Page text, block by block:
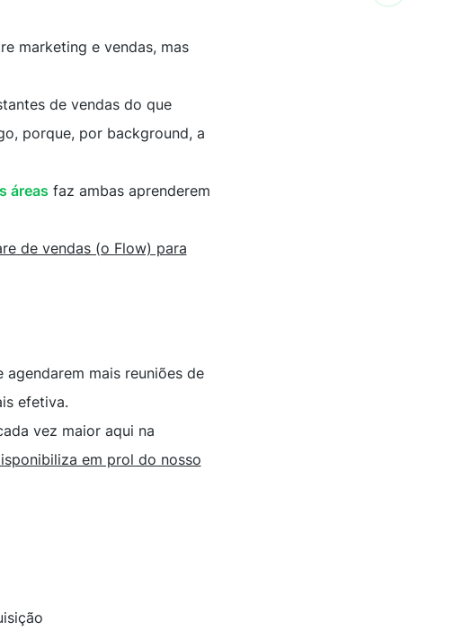
marketing e vendas, mas
de vendas do que
porque, por background, a
áreas faz ambas aprenderem
de vendas (o Flow) para
agendarem mais reuniões de
efetiva.
vez maior aqui na
em prol do nosso